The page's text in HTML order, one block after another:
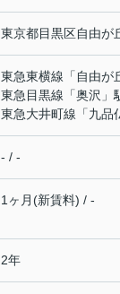
東京都目黒区自由が
東急東横線 「 自由が
東急目黒線 「奥沢 」
東急大井町線 「九品
- / -
1ヶ月(新賃料) / -
2年